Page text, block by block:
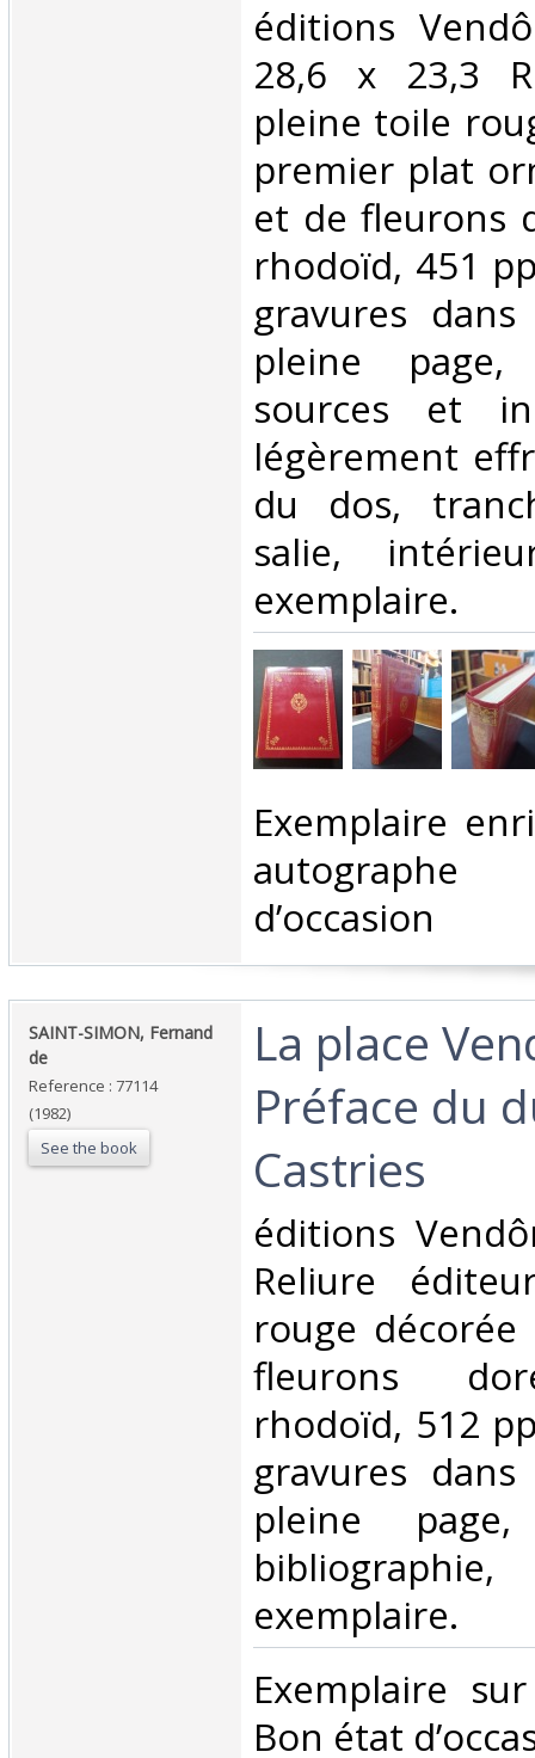
‎éditions
28,6 x 23,3
pleine toile
premier plat
et de fleurons
rhodoïd, 451
gravures
pleine page,
sources et
légèrement
du dos,
salie,
exemplaire.‎
‎Exemplaire
d’occasion ‎
‎SAINT-SIMON, Fernand
de‎
Reference : 77114
(1982)
See the book
‎La place
Préface du
Castries‎
‎éditions
Reliure
rouge
fleurons
rhodoïd, 512
gravures
pleine
exemplaire.‎
‎Exemplaire
Bon état